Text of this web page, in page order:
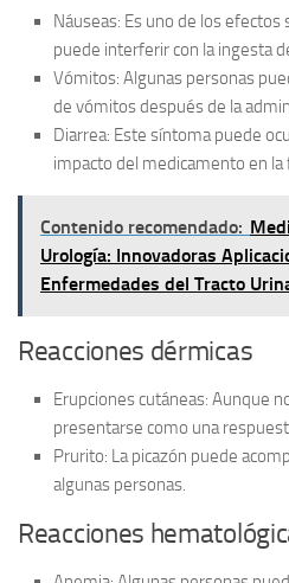
Náuseas: Es uno de los
puede interferir con la ingesta
Vómitos: Algunas personas
de vómitos después de la
Diarrea: Este síntoma puede
impacto del medicamento en la
Contenido recomendado:
Urología: Innovadoras
Enfermedades del Tracto
Reacciones dérmicas
Erupciones cutáneas: Aunque
presentarse como una
Prurito: La picazón puede
algunas personas.
Reacciones